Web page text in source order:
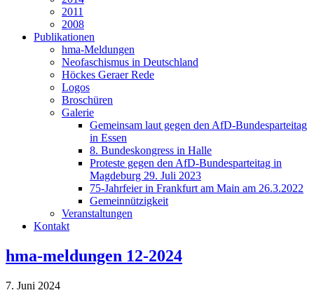
2011
2008
Publikationen
hma-Meldungen
Neofaschismus in Deutschland
Höckes Geraer Rede
Logos
Broschüren
Galerie
Gemeinsam laut gegen den AfD-Bundesparteitag
in Essen
8. Bundeskongress in Halle
Proteste gegen den AfD-Bundesparteitag in
Magdeburg 29. Juli 2023
75-Jahrfeier in Frankfurt am Main am 26.3.2022
Gemeinnützigkeit
Veranstaltungen
Kontakt
hma-meldungen 12-2024
7. Juni 2024